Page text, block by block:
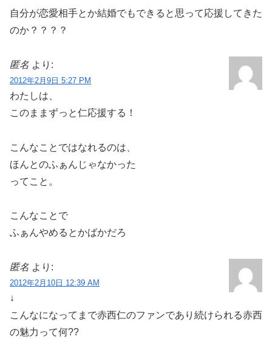
自分が恋愛相手とか結婚でもできると思って応援してきた
のか？？？？
匿名 より:
2012年2月9日 5:27 PM
わたしは、
このままずっと仁応援する！
こんなことではなれるのは、
ほんとのふぁんじゃなかった
ってこと。
こんなことで
ふぁんやめるとかばかだろ
匿名 より:
2012年2月10日 12:39 AM
↓
こんなになってまで赤西仁のファンであり続けられる赤西
の魅力って何??